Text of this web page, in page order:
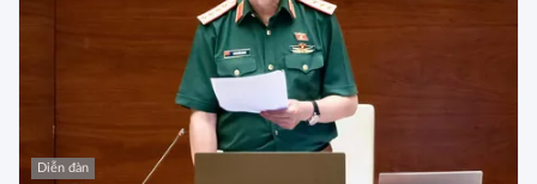
Diễn đàn